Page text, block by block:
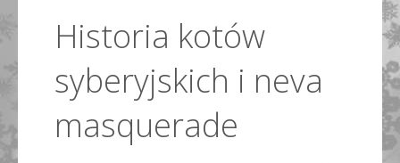
Historia kotów
syberyjskich i neva
masquerade